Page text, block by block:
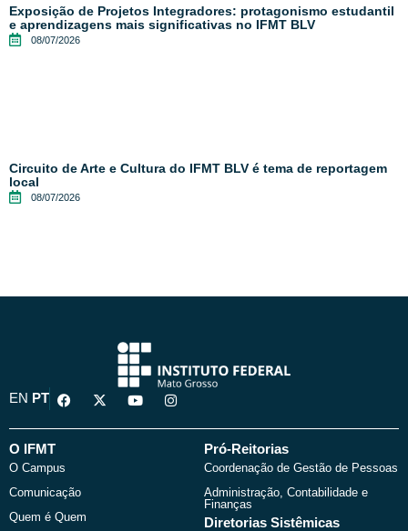
Exposição de Projetos Integradores: protagonismo estudantil
e aprendizagens mais significativas no IFMT BLV
08/07/2026
Circuito de Arte e Cultura do IFMT BLV é tema de reportagem
local
08/07/2026
EN PT
F
a
e
o
k
X
-
w
Y
o
t
I
n
t
O IFMT
O Campus
Comunicação
Quem é Quem
Pró-Reitorias
Coordenação de Gestão de Pessoas
Administração, Contabilidade e
Finanças
Diretorias Sistêmicas